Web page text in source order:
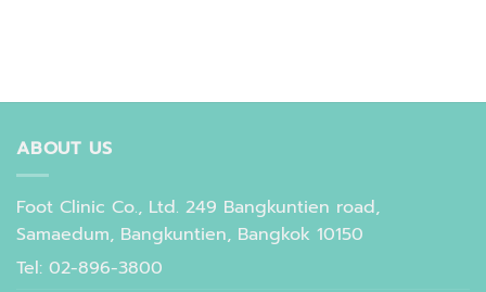
ABOUT US
Foot Clinic Co., Ltd. 249 Bangkuntien road,
Samaedum, Bangkuntien, Bangkok 10150
Tel: 02-896-3800